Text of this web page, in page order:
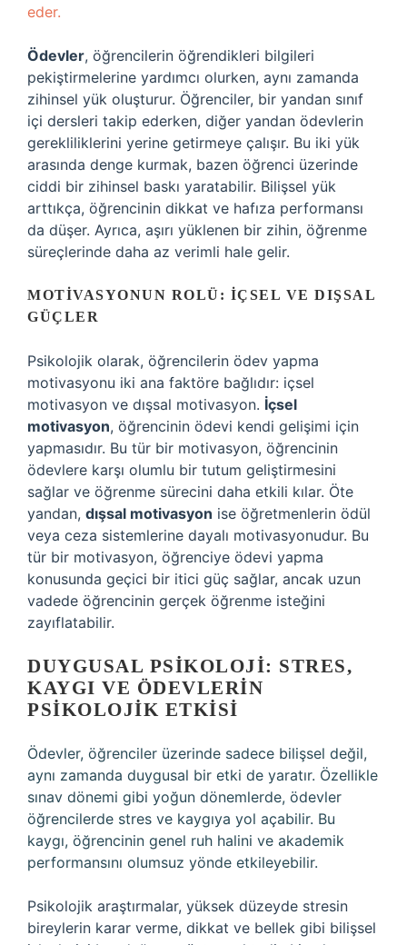
eder.
Ödevler, öğrencilerin öğrendikleri bilgileri
pekiştirmelerine yardımcı olurken, aynı zamanda
zihinsel yük oluşturur. Öğrenciler, bir yandan sınıf
içi dersleri takip ederken, diğer yandan ödevlerin
gerekliliklerini yerine getirmeye çalışır. Bu iki yük
arasında denge kurmak, bazen öğrenci üzerinde
ciddi bir zihinsel baskı yaratabilir. Bilişsel yük
arttıkça, öğrencinin dikkat ve hafıza performansı
da düşer. Ayrıca, aşırı yüklenen bir zihin, öğrenme
süreçlerinde daha az verimli hale gelir.
MOTIVASYONUN ROLÜ: İÇSEL VE DIŞSAL
GÜÇLER
Psikolojik olarak, öğrencilerin ödev yapma
motivasyonu iki ana faktöre bağlıdır: içsel
motivasyon ve dışsal motivasyon. İçsel
motivasyon, öğrencinin ödevi kendi gelişimi için
yapmasıdır. Bu tür bir motivasyon, öğrencinin
ödevlere karşı olumlu bir tutum geliştirmesini
sağlar ve öğrenme sürecini daha etkili kılar. Öte
yandan, dışsal motivasyon ise öğretmenlerin ödül
veya ceza sistemlerine dayalı motivasyonudur. Bu
tür bir motivasyon, öğrenciye ödevi yapma
konusunda geçici bir itici güç sağlar, ancak uzun
vadede öğrencinin gerçek öğrenme isteğini
zayıflatabilir.
DUYGUSAL PSIKOLOJI: STRES,
KAYGI VE ÖDEVLERIN
PSIKOLOJIK ETKISI
Ödevler, öğrenciler üzerinde sadece bilişsel değil,
aynı zamanda duygusal bir etki de yaratır. Özellikle
sınav dönemi gibi yoğun dönemlerde, ödevler
öğrencilerde stres ve kaygıya yol açabilir. Bu
kaygı, öğrencinin genel ruh halini ve akademik
performansını olumsuz yönde etkileyebilir.
Psikolojik araştırmalar, yüksek düzeyde stresin
bireylerin karar verme, dikkat ve bellek gibi bilişsel